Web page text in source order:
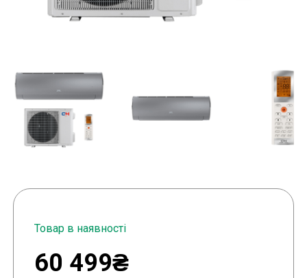
Товар в наявності
60 499₴